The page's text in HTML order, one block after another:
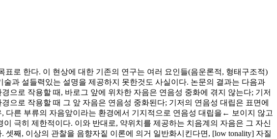
로 한다. 이 현상에 대한 기존의 연구는 여러 요인들(음운론적, 형태구조적)
과 설들력있는 설명을 제공하지 못한것도 사실이다. 논문의 결과는 다음과
으로 작용할 때, 바로그 앞에 위차한 자음은 연음성 중화에 겪지 않는다; 기저
으로 작용할 때 그 앞 자음은 연음성 중화된다; 기저의 연음성 대립은 표면에
다른 부류의 자음앞이라는 환경에서 기지적으로 연음성 대립을← 보이지 않고
극히 제한적이다. 이와 반대로, 약위치를 제공하는 치음계의 자음은 그 자신
째, 이상의 관찰을 음향자짙 이론에 의거 일반화시킨다면, [low tonality] 자질